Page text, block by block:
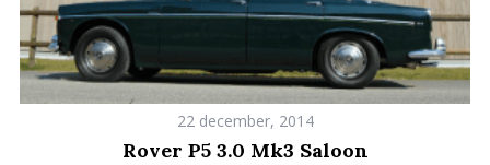
22 december, 2014
Rover P5 3.0 Mk3 Saloon